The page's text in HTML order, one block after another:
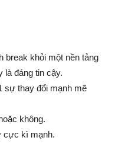
break khỏi một nền tảng
là đáng tin cậy.
sự thay đổi mạnh mẽ
không.
cực kì mạnh.